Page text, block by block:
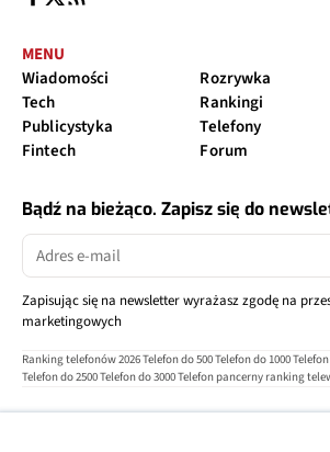
MENU
Wiadomości
Tech
Publicystyka
Fintech
Rozrywka
Rankingi
Telefony
Forum
Bądź na bieżąco. Zapisz się do
Zapisując się na newsletter wyrażasz zgodę na
marketingowych
Ranking telefonów 2026Telefon do 500Telefon do 1000
Telefon do 2500Telefon do 3000Telefon pancerny ranking